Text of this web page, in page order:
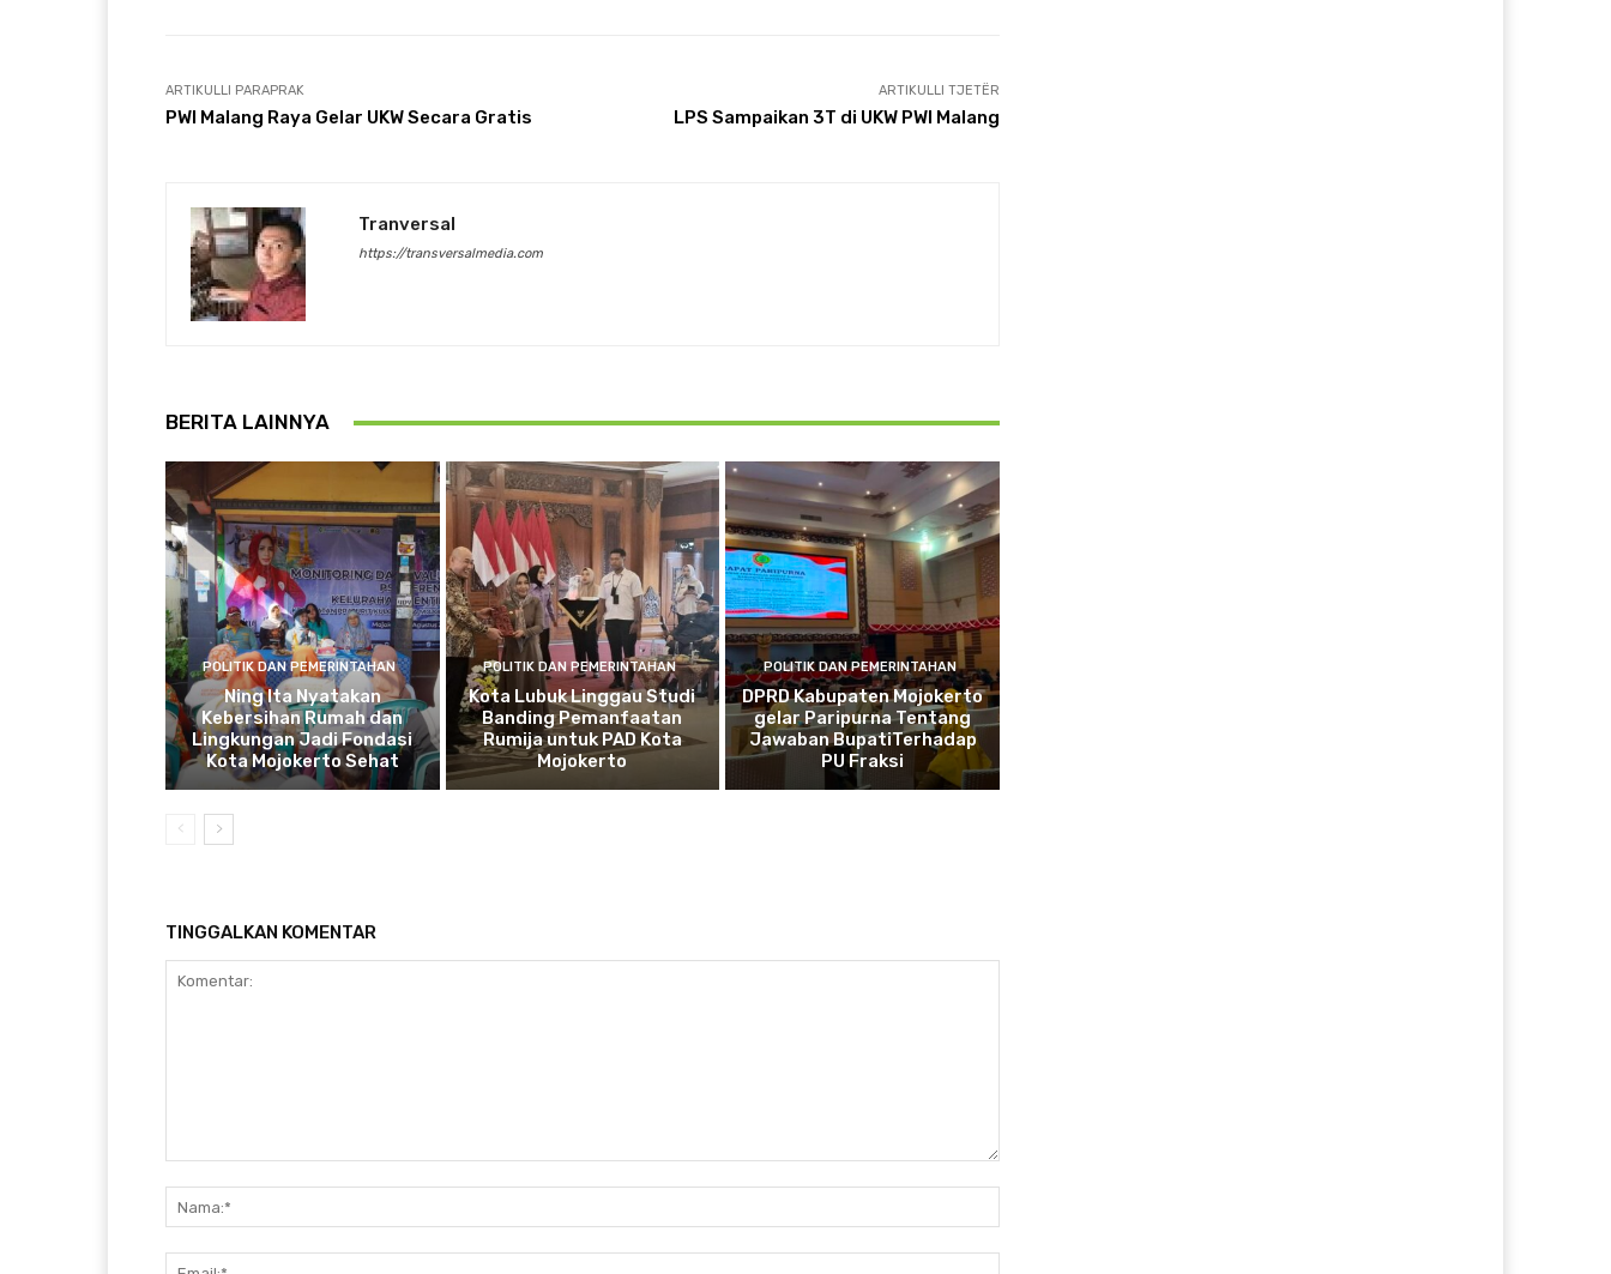
ARTIKULLI PARAPRAK
PWI Malang Raya Gelar UKW Secara Gratis
ARTIKULLI TJETËR
LPS Sampaikan 3T di UKW PWI Malang
Tranversal
https://transversalmedia.com
BERITA LAINNYA
POLITIK DAN PEMERINTAHAN
Ning Ita Nyatakan
Kebersihan Rumah dan
Lingkungan Jadi Fondasi
Kota Mojokerto Sehat
POLITIK DAN PEMERINTAHAN
Kota Lubuk Linggau Studi
Banding Pemanfaatan
Rumija untuk PAD Kota
Mojokerto
POLITIK DAN PEMERINTAHAN
DPRD Kabupaten Mojokerto
gelar Paripurna Tentang
Jawaban BupatiTerhadap
PU Fraksi
TINGGALKAN KOMENTAR